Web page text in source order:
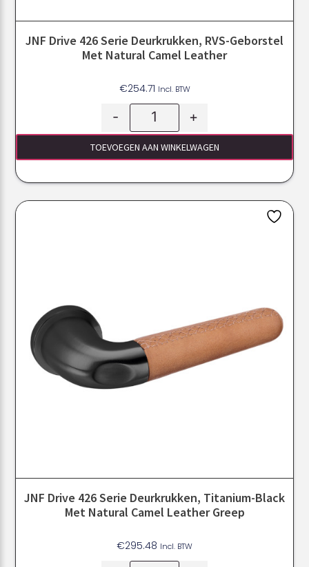
JNF Drive 426 Serie Deurkrukken, RVS-Geborstel
Met Natural Camel Leather
€254.71 Incl. BTW
- +
TOEVOEGEN AAN WINKELWAGEN
JNF Drive 426 Serie Deurkrukken, Titanium-Black
Met Natural Camel Leather Greep
€295.48 Incl. BTW